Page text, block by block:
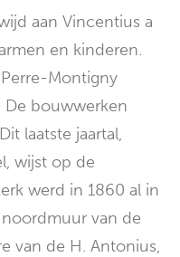
aan Vincentius a
en kinderen.
Montigny
De bouwwerken
laatste jaartal,
wijst op de
werd in 1860 al in
van de
van de H. Antonius,